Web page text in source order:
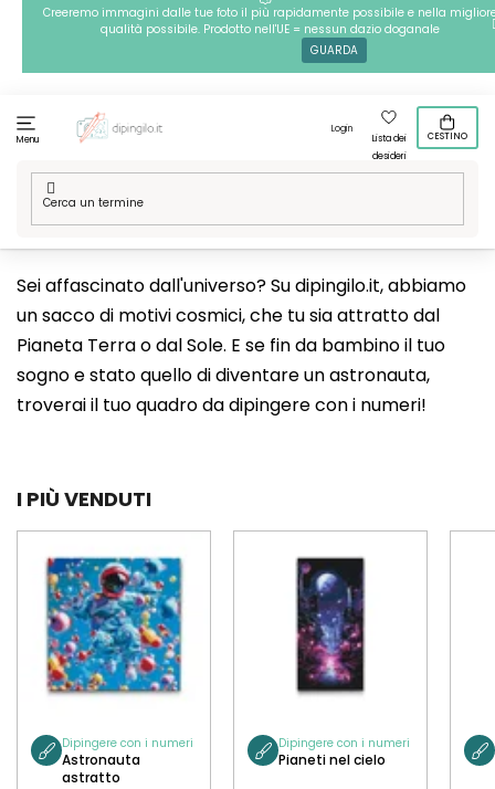
Passa
contenuto
Creeremo immagini dalle tue foto il più rapidamente possibile e nella
qualità possibile. Prodotto nell'UE = nessun dazio doganale
GUARDA
Menu
Login
Lista dei
desideri
CESTINO
Casa
Tecniche / Dipingere con i numeri
Hobby / Astronomia
Sei affascinato dall'universo? Su dipingilo.it, abbiamo
un sacco di motivi cosmici, che tu sia attratto dal
Pianeta Terra o dal Sole. E se fin da bambino il tuo
sogno e stato quello di diventare un astronauta,
troverai il tuo quadro da dipingere con i numeri!
I PIÙ VENDUTI
Dipingere con i numeri
Astronauta
astratto
Dipingere con i numeri
Pianeti nel cielo